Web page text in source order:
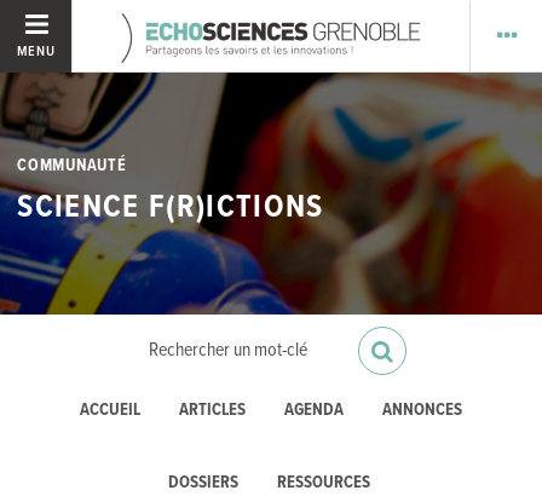
MENU
COMMUNAUTÉ
SCIENCE F(R)ICTIONS
ACCUEIL ARTICLES AGENDA ANNONCES
DOSSIERS RESSOURCES